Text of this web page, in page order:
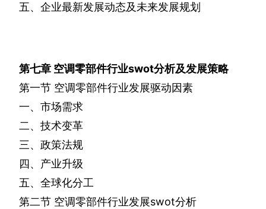
五、企业最新发展动态及未来发展规划
第七章 空调零部件行业swot分析及发展策略
第一节 空调零部件行业发展驱动因素
一、市场需求
二、技术变革
三、政策法规
四、产业升级
五、全球化分工
第二节 空调零部件行业发展swot分析